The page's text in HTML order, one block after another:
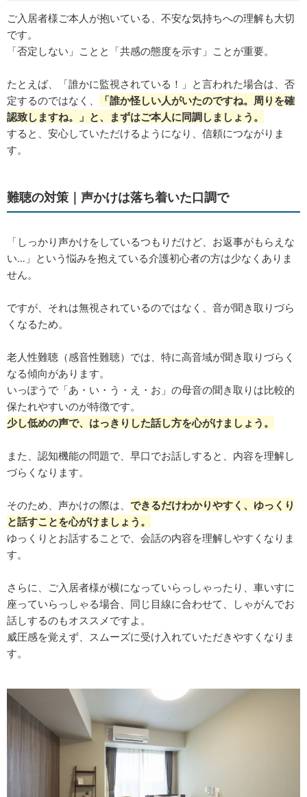
ご入居者様ご本人が抱いている、不安な気持ちへの理解も大切
です。
「否定しない」ことと「共感の態度を示す」ことが重要。
たとえば、「誰かに監視されている！」と言われた場合は、否
定するのではなく、
「誰か怪しい⼈がいたのですね。周りを確
認致しますね。」と、まずはご本人に同調しましょう。
すると、安心していただけるようになり、信頼につながりま
す。
難聴の対策｜声かけは落ち着いた⼝調で
「しっかり声かけをしているつもりだけど、お返事がもらえな
い…」という悩みを抱えている介護初⼼者の⽅は少なくありま
せん。
ですが、それは無視されているのではなく、⾳が聞き取りづら
くなるため。
老人性難聴（感音性難聴）では、特に⾼⾳域が聞き取りづらく
なる傾向があります。
いっぽうで「あ・い・う・え・お」の母音の聞き取りは比較的
保たれやすいのが特徴です。
少し低めの声で、はっきりした話し⽅を心がけましょう。
また、認知機能の問題で、早⼝でお話しすると、内容を理解し
づらくなります。
そのため、声かけの際は、 できるだけわかりやすく、ゆっくり
と話すことを⼼がけましょう。
ゆっくりとお話することで、会話の内容を理解しやすくなりま
す。
さらに、ご⼊居者様が横になっていらっしゃったり、⾞いすに
座っていらっしゃる場合、同じ⽬線に合わせて、しゃがんでお
話しするのもオススメですよ。
威圧感を覚えず、スムーズに受け⼊れていただきやすくなりま
す。